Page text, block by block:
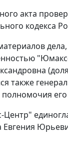
акта
кодекса
также
его
Евгения